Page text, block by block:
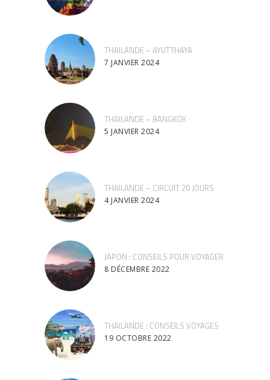
THAILANDE – AYUTTHAYA
7 JANVIER 2024
THAILANDE – BANGKOK
5 JANVIER 2024
THAILANDE – CIRCUIT 20 JOURS
4 JANVIER 2024
JAPON : CONSEILS POUR VOYAGER
8 DÉCEMBRE 2022
THAILANDE : CONSEILS VOYAGES
19 OCTOBRE 2022